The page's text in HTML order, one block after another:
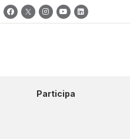
Participa